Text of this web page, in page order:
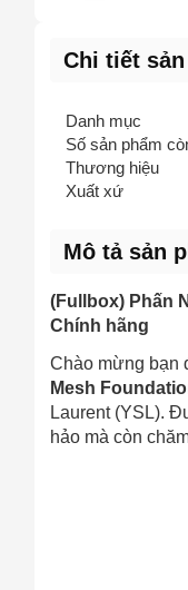
Chi tiết
Danh mục
Số sản phẩm
Thương hiệu
Xuất xứ
Mô tả sản
(Fullbox) Phấn
Chính hãng
Chào mừng bạn
Mesh
Laurent (YSL).
hảo mà còn